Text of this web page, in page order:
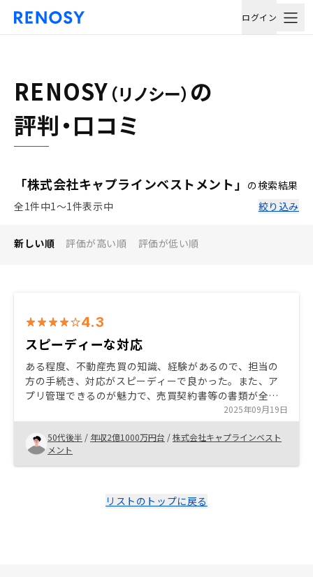
ログイン
RENOSY （リノシー） の
評判・口コミ
「株式会社キャプラインベストメント」 の検索結果
全1件中1〜1件表示中
絞り込み
新しい順 評価が高い順 評価が低い順
4.3
スピーディーな対応
ある程度、不動産売買の知識、経験があるので、担当の
方の手続き、対応がスピーディーで良かった。また、ア
プリ管理できるのが魅力で、売買契約書等の書類が全て
アプリ上で閲覧可能で便利だと思います。 家賃上げ交渉
もスムーズにやってくれました。
2025年09月19日
50代後半 / 年収2億1000万円台 /株式会社キャプラインベスト
メント
リストのトップに戻る